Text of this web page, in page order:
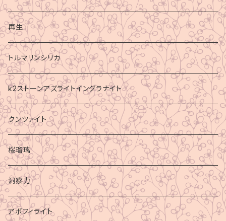
再生
トルマリンシリカ
k2ストーンアズライトイングラナイト
クンツァイト
桜瑠璃
洞察力
アポフィライト